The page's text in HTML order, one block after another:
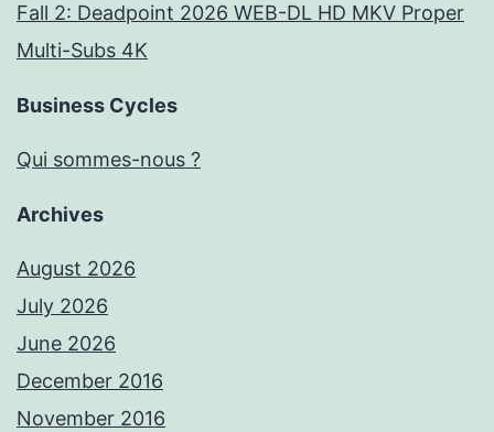
Fall 2: Deadpoint 2026 WEB-DL HD MKV Proper
Multi-Subs 4K
Business Cycles
Qui sommes-nous ?
Archives
August 2026
July 2026
June 2026
December 2016
November 2016